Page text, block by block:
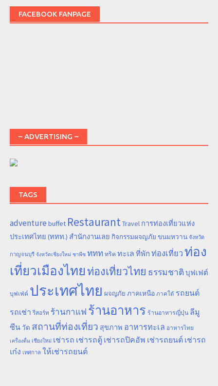
FACEBOOK FANPAGE
– ADVERTISING –
TAGS
adventure buffet RestaurantTravel การท่องเที่ยวแห่ง
ประเทศไทย (ททท.) สำนักงานเลย กิจกรรมผจญภัย ขนมหวาน จังหวัด
กาญจนบุรี จังหวัดเชียงใหม่ ชาพีช ททท ทริค ทะเล ที่พัก ท่องเที่ยวท่อง
เที่ยวเมืองไทยท่องเที่ยวไทย ธรรมชาติ บุฟเฟต์
บุฟเฟ่ต์ ประเทศไทย ผจญภัย ภาคเหนือ ภาคใต้ รถยนต์
รถเช่า รีสอร์ท ร้านกาแฟ ร้านอาหาร ร้านอาหารญี่ปุ่น ลีมู
ซีน วัด สถานที่ท่องเที่ยว สุขภาพ อาหารทะเล อาหารไทย
เครื่องดื่ม เชียงใหม่ เช่ารถ เช่ารถตู้ เช่ารถปิคอัพ เช่ารถยนต์ เช่ารถ
เก๋ง เทศกาล ให้เช่ารถยนต์